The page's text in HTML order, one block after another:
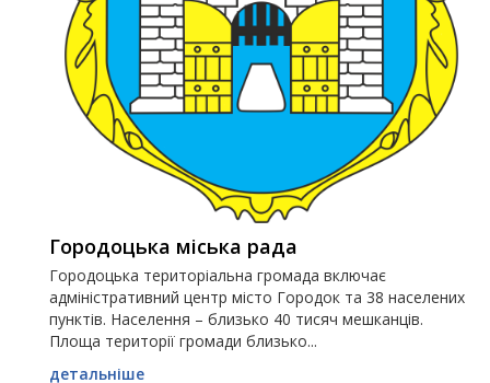
Городоцька міська рада
Городоцька територіальна громада включає
адміністративний центр місто Городок та 38 населених
пунктів. Населення – близько 40 тисяч мешканців.
Площа території громади близько...
детальніше